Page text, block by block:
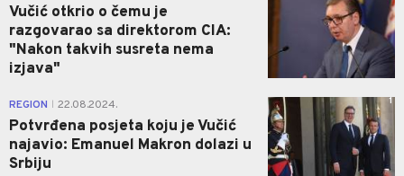
Vučić otkrio o čemu je
razgovarao sa direktorom CIA:
"Nakon takvih susreta nema
izjava"
REGION 22.08.2024.
Potvrđena posjeta koju je Vučić
najavio: Emanuel Makron dolazi u
Srbiju
1